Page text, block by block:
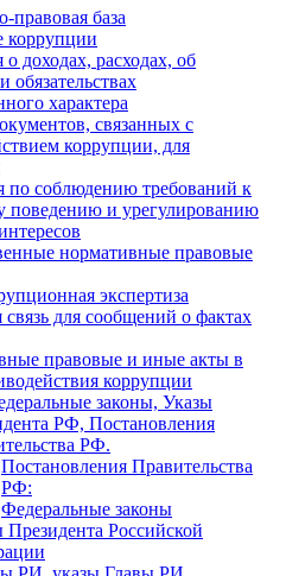
правовая база
коррупции
доходах, расходах, об
обязательствах
характера
связанных с
коррупции, для
по соблюдению требований к
поведению и урегулированию
нормативные правовые
экспертиза
связь для сообщений о фактах
правовые и иные акты в
коррупции
законы, Указы
РФ, Постановления
РФ.
Постановления Правительства
РФ:
Федеральные законы
Президента Российской